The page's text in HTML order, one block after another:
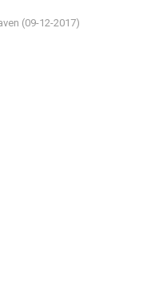
(09-12-2017)